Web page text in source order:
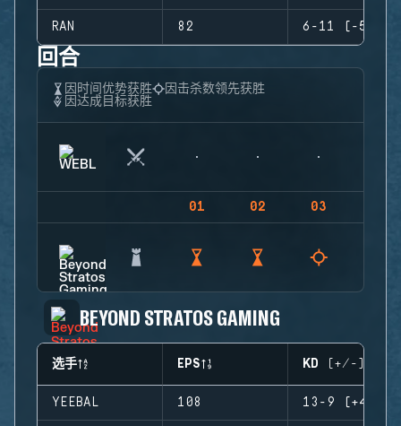
RAN 82 6-11 (-5)
回合
因时间优势获胜
因击杀数领先获胜
因达成目标获胜
01 02 03
BEYOND STRATOS GAMING
选手 EPS KD (+/-)
YEEBAL 108 13-9 (+4)